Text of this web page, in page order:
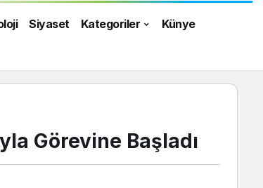
Siyaset Kategoriler Künye
Görevine Başladı